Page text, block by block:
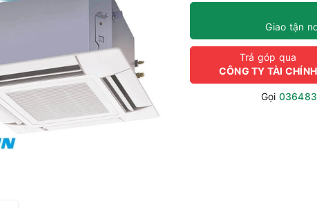
Giao tận
Trả góp qua
CÔNG TY TÀI CHÍNH
Gọi